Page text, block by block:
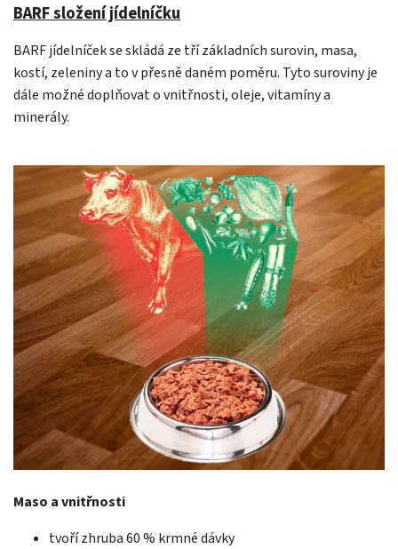
BARF složení jídelníčku
BARF jídelníček se skládá ze tří základních surovin, masa,
kostí, zeleniny a to v přesně daném poměru. Tyto suroviny je
dále možné doplňovat o vnitřnosti, oleje, vitamíny a
minerály.
Maso a vnitřnosti
tvoří zhruba 60 % krmné dávky